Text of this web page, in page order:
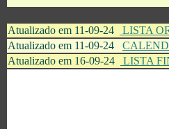
Atualizado em 11-09-24
LISTA
Atualizado em 11-09-24
Atualizado em 16-09-24
LISTA